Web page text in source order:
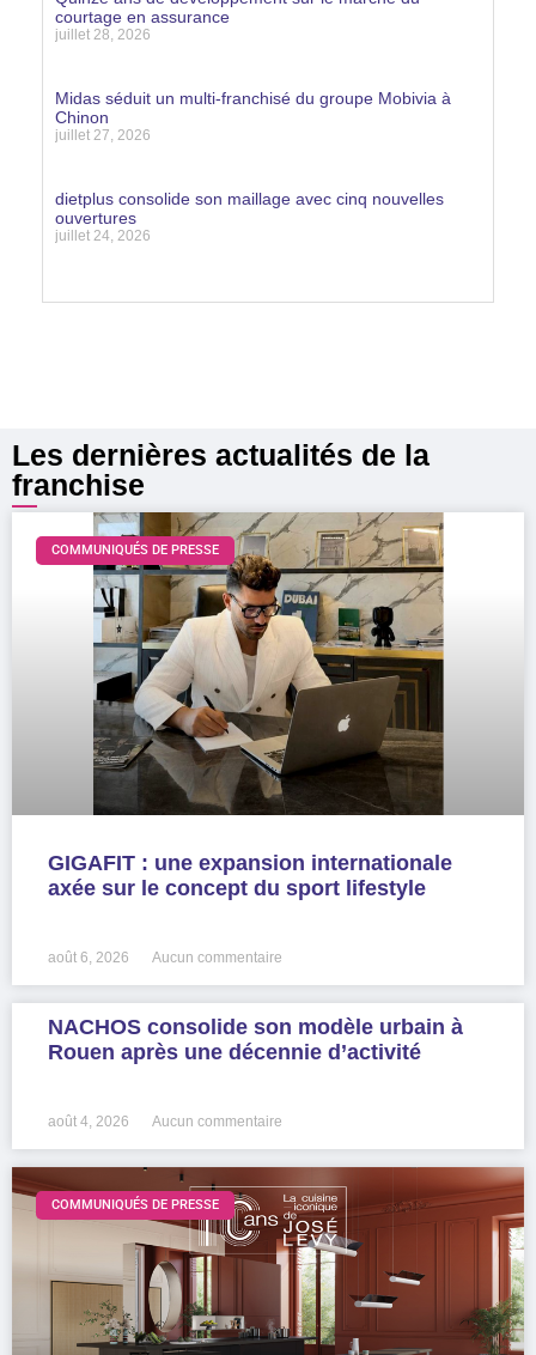
courtage en assurance
juillet 28, 2026
Midas séduit un multi-franchisé du groupe Mobivia à
Chinon
juillet 27, 2026
dietplus consolide son maillage avec cinq nouvelles
ouvertures
juillet 24, 2026
Les dernières actualités de la
franchise
COMMUNIQUÉS DE PRESSE
GIGAFIT : une expansion internationale
axée sur le concept du sport lifestyle
août 6, 2026 Aucun commentaire
NACHOS consolide son modèle urbain à
Rouen après une décennie d’activité
août 4, 2026 Aucun commentaire
COMMUNIQUÉS DE PRESSE